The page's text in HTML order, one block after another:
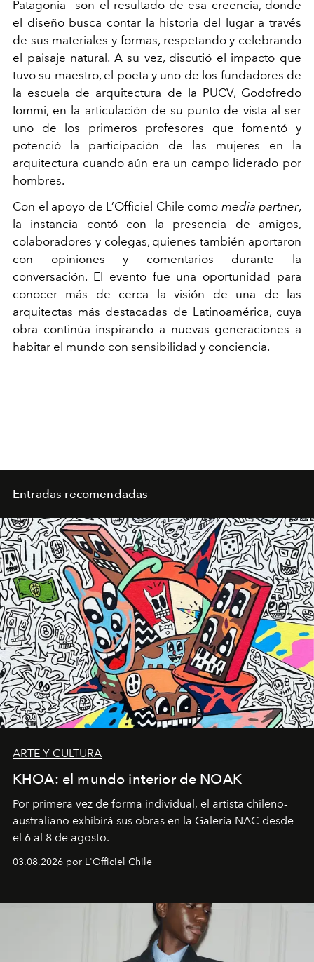
Patagonia– son el resultado de esa creencia, donde
el diseño busca contar la historia del lugar a través
de sus materiales y formas, respetando y celebrando
el paisaje natural. A su vez, discutió el impacto que
tuvo su maestro, el poeta y uno de los fundadores de
la escuela de arquitectura de la PUCV, Godofredo
Iommi, en la articulación de su punto de vista al ser
uno de los primeros profesores que fomentó y
potenció la participación de las mujeres en la
arquitectura cuando aún era un campo liderado por
hombres.
Con el apoyo de L’Officiel Chile como media partner,
la instancia contó con la presencia de amigos,
colaboradores y colegas, quienes también aportaron
con opiniones y comentarios durante la
conversación. El evento fue una oportunidad para
conocer más de cerca la visión de una de las
arquitectas más destacadas de Latinoamérica, cuya
obra continúa inspirando a nuevas generaciones a
habitar el mundo con sensibilidad y conciencia.
Entradas recomendadas
ARTE Y CULTURA
KHOA: el mundo interior de NOAK
Por primera vez de forma individual, el artista chileno-
australiano exhibirá sus obras en la Galería NAC desde
el 6 al 8 de agosto.
03.08.2026 por L'Officiel Chile